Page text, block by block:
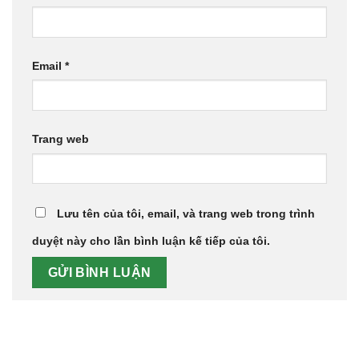
Email *
Trang web
Lưu tên của tôi, email, và trang web trong trình
duyệt này cho lần bình luận kế tiếp của tôi.